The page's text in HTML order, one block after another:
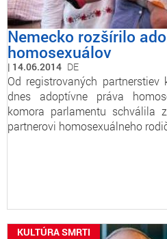
Nemecko rozšírilo
homosexuálov
14.06.2014 DE
Od registrovaných
dnes adoptívne práva
komora parlamentu schválila
partnerovi homosexuálneho
KULTÚRA SMRTI